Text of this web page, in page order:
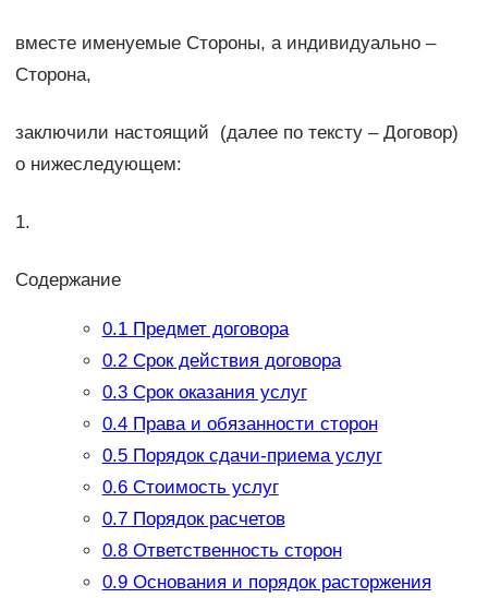
вместе именуемые Стороны, а индивидуально –
Сторона,
заключили настоящий (далее по тексту – Договор)
о нижеследующем:
1.
Содержание
0.1Предмет договора
0.2Срок действия договора
0.3Срок оказания услуг
0.4Права и обязанности сторон
0.5Порядок сдачи-приема услуг
0.6Стоимость услуг
0.7Порядок расчетов
0.8Ответственность сторон
0.9Основания и порядок расторжения